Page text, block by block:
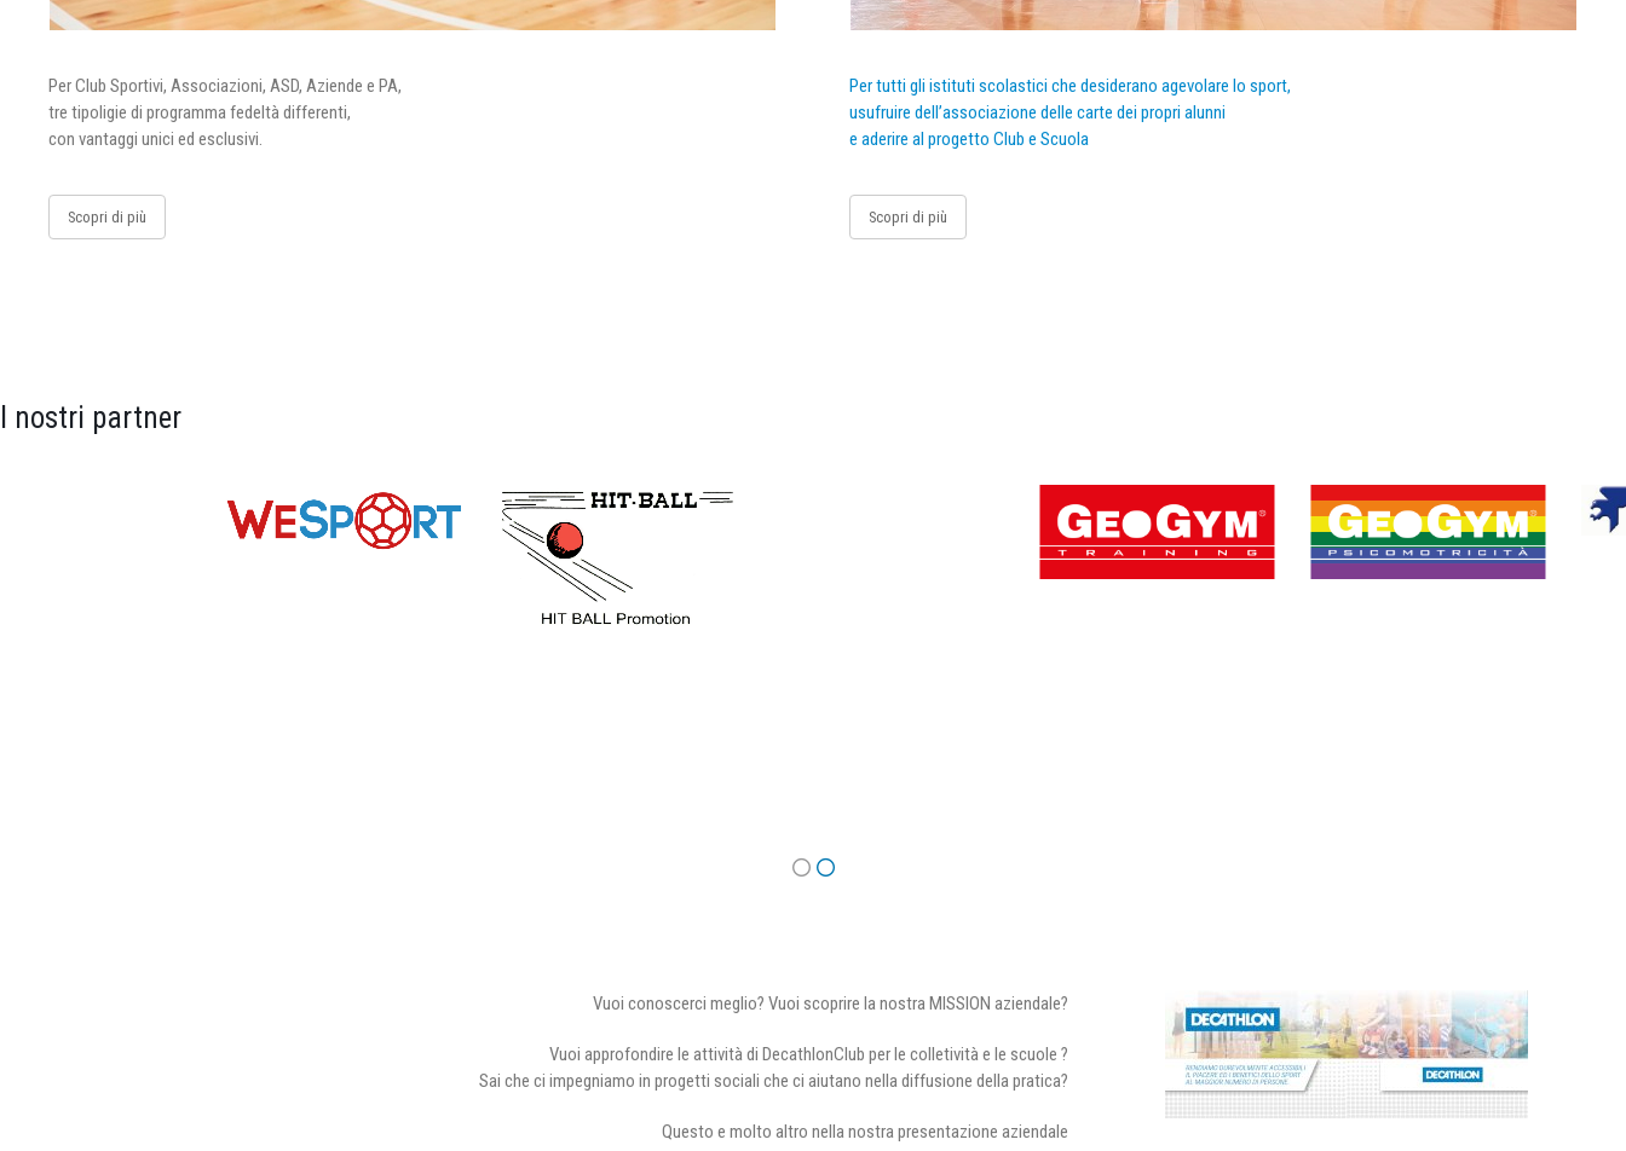
Per Club Sportivi, Associazioni, ASD, Aziende e PA,
tre tipoligie di programma fedeltà differenti,
con vantaggi unici ed esclusivi.
Scopri di più
Per tutti gli istituti scolastici che desiderano agevolare lo sport,
usufruire dell’associazione delle carte dei propri alunni
e aderire al progetto Club e Scuola
Scopri di più
I nostri partner
Vuoi conoscerci meglio? Vuoi scoprire la nostra MISSION aziendale?
Vuoi approfondire le attività di DecathlonClub per le colletività e le scuole ?
Sai che ci impegniamo in progetti sociali che ci aiutano nella diffusione della pratica?
Questo e molto altro nella nostra presentazione aziendale